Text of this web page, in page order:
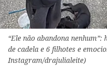
“Ele não abandona
de cadela e 6 filhotes e
Instagram/drajulialeite)